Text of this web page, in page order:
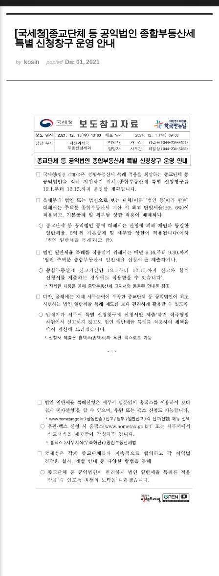
[국세청]종교단체 등 공익법인 종합부동산세
특별 신청창구 운영 안내
by kosin posted Dec 01, 2021
Sketchbook5, 스케치북5
Sketchbook5, 스케치북5